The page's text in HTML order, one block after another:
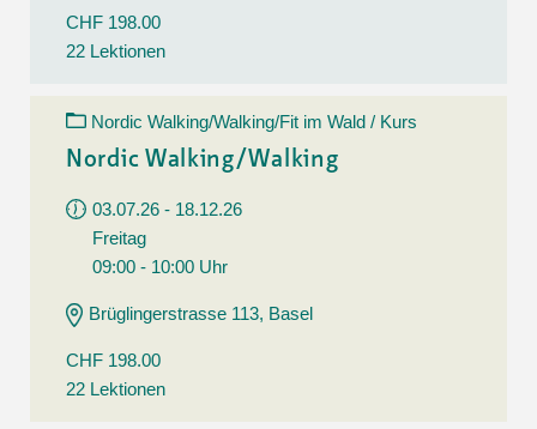
CHF 198.00
22 Lektionen
Nordic Walking/Walking/Fit im Wald / Kurs
Nordic Walking/Walking
03.07.26 - 18.12.26
Freitag
09:00 - 10:00 Uhr
Brüglingerstrasse 113, Basel
CHF 198.00
22 Lektionen